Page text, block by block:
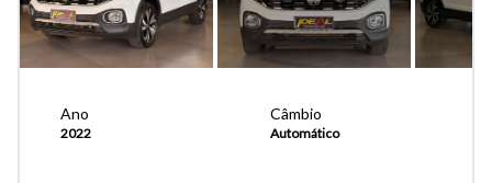
Ano
2022
Câmbio
Automático